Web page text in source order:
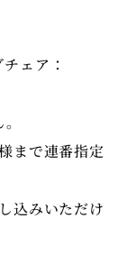
ェア：
まで連番指定
込みいただけ